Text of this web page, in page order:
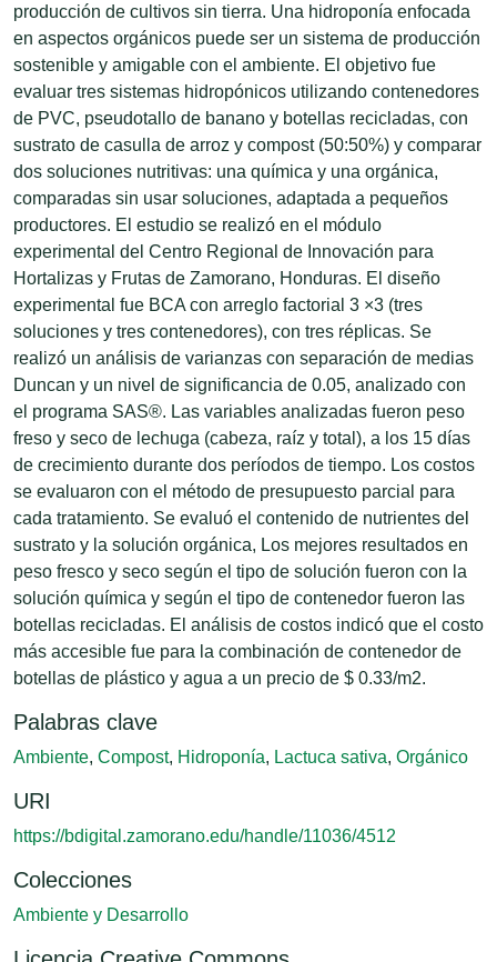
producción de cultivos sin tierra. Una hidroponía enfocada
en aspectos orgánicos puede ser un sistema de producción
sostenible y amigable con el ambiente. El objetivo fue
evaluar tres sistemas hidropónicos utilizando contenedores
de PVC, pseudotallo de banano y botellas recicladas, con
sustrato de casulla de arroz y compost (50:50%) y comparar
dos soluciones nutritivas: una química y una orgánica,
comparadas sin usar soluciones, adaptada a pequeños
productores. El estudio se realizó en el módulo
experimental del Centro Regional de Innovación para
Hortalizas y Frutas de Zamorano, Honduras. El diseño
experimental fue BCA con arreglo factorial 3 ×3 (tres
soluciones y tres contenedores), con tres réplicas. Se
realizó un análisis de varianzas con separación de medias
Duncan y un nivel de significancia de 0.05, analizado con
el programa SAS®. Las variables analizadas fueron peso
freso y seco de lechuga (cabeza, raíz y total), a los 15 días
de crecimiento durante dos períodos de tiempo. Los costos
se evaluaron con el método de presupuesto parcial para
cada tratamiento. Se evaluó el contenido de nutrientes del
sustrato y la solución orgánica, Los mejores resultados en
peso fresco y seco según el tipo de solución fueron con la
solución química y según el tipo de contenedor fueron las
botellas recicladas. El análisis de costos indicó que el costo
más accesible fue para la combinación de contenedor de
botellas de plástico y agua a un precio de $ 0.33/m2.
Palabras clave
Ambiente, Compost, Hidroponía, Lactuca sativa, Orgánico
URI
https://bdigital.zamorano.edu/handle/11036/4512
Colecciones
Ambiente y Desarrollo